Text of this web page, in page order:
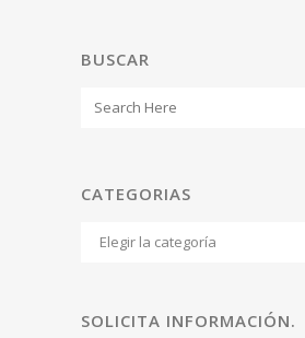
BUSCAR
CATEGORIAS
Categorias
SOLICITA INFORMACIÓN.